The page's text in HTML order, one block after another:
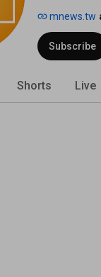
mnews.tw
Subscribe
Shorts Live